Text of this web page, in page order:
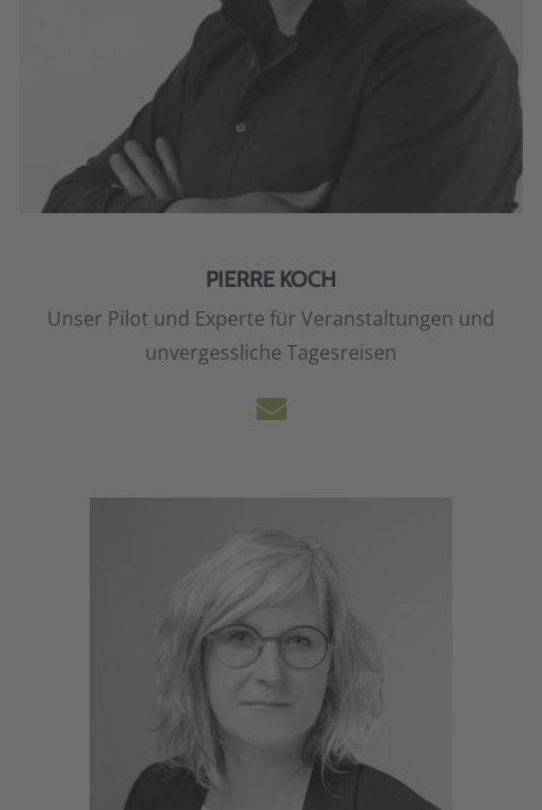
PIERRE KOCH
Unser Pilot und Experte für Veranstaltungen und
unvergessliche Tagesreisen